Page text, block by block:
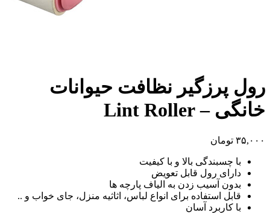
رول پرزگیر نظافت حیوانات
خانگی – Lint Roller
۳۵,۰۰۰ تومان
با چسبندگی بالا و با کیفیت
دارای رول قابل تعویض
بدون آسیب زدن به الیاف پارچه ها
قابل استفاده برای انواع لباس، اثاثیه منزل، جای خواب و ..
با کاربرد آسان